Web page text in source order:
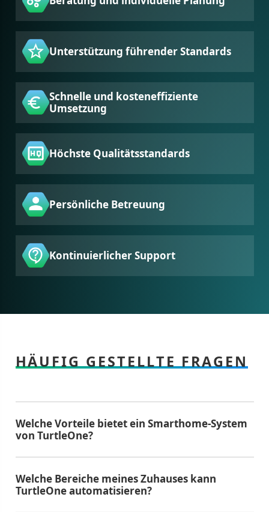
Unterstützung führender Standards
Schnelle und kosteneffiziente
Umsetzung
Höchste Qualitätsstandards
Persönliche Betreuung
Kontinuierlicher Support
HÄUFIG GESTELLTE FRAGEN
Welche Vorteile bietet ein Smarthome-System
von TurtleOne?
Welche Bereiche meines Zuhauses kann
TurtleOne automatisieren?